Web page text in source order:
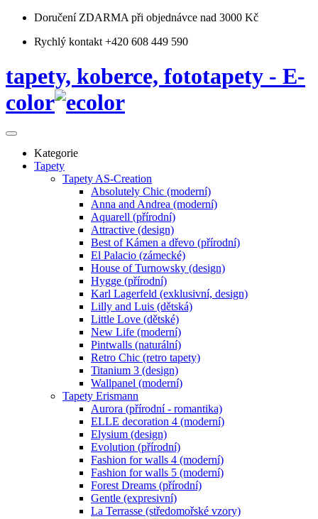
Doručení ZDARMA při objednávce nad 3000 Kč
Rychlý kontakt +420 608 449 590
tapety, koberce, fototapety - E-
color
Kategorie
Tapety
Tapety AS-Creation
Absolutely Chic (moderní)
Anna and Andrea (moderní)
Aquarell (přírodní)
Attractive (design)
Best of Kámen a dřevo (přírodní)
El Palacio (zámecké)
House of Turnowsky (design)
Hygge (přírodní)
Karl Lagerfeld (exklusivní, design)
Lilly and Luis (dětská)
Little Love (dětské)
New Life (moderní)
Pintwalls (naturální)
Retro Chic (retro tapety)
Titanium 3 (design)
Wallpanel (moderní)
Tapety Erismann
Aurora (přírodní - romantika)
ELLE decoration 4 (moderní)
Elysium (design)
Evolution (přírodní)
Fashion for walls 4 (moderní)
Fashion for walls 5 (moderní)
Forest Dreams (přírodní)
Gentle (expresivní)
La Terrasse (středomořské vzory)